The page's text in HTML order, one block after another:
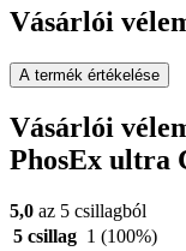
Vásárlói
A termék értékelése
Vásárlói
PhosEx ultra
5,0 az 5 csillagból
5 csillag 1 (100%)